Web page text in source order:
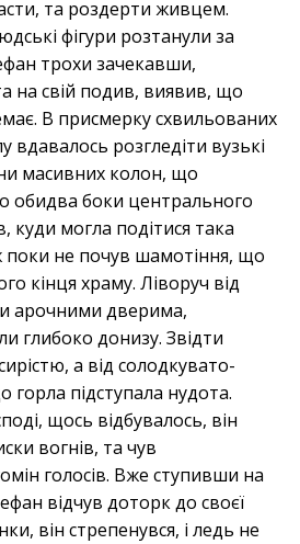
та роздерти живцем.
фігури розтанули за
трохи зачекавши,
на свій подив, виявив, що
В присмерку схвильованих
вдавалось розгледіти вузькі
масивних колон, що
обидва боки центрального
куди могла подітися така
поки не почув шамотіння, що
кінця храму. Ліворуч від
арочними дверима,
глибоко донизу. Звідти
а від солодкувато-
горла підступала нудота.
щось відбувалось, він
вогнів, та чув
голосів. Вже ступивши на
відчув доторк до своєї
він стрепенувся, і ледь не